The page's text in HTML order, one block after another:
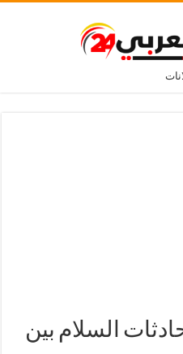
السلام بين